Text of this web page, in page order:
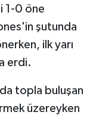
1-0 öne
şutunda
ilk yarı
erdi.
topla buluşan
üzereyken